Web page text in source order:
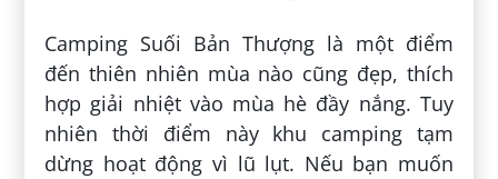
Camping Suối Bản Thượng là một điểm
đến thiên nhiên mùa nào cũng đẹp, thích
hợp giải nhiệt vào mùa hè đầy nắng. Tuy
nhiên thời điểm này khu camping tạm
dừng hoạt động vì lũ lụt. Nếu bạn muốn